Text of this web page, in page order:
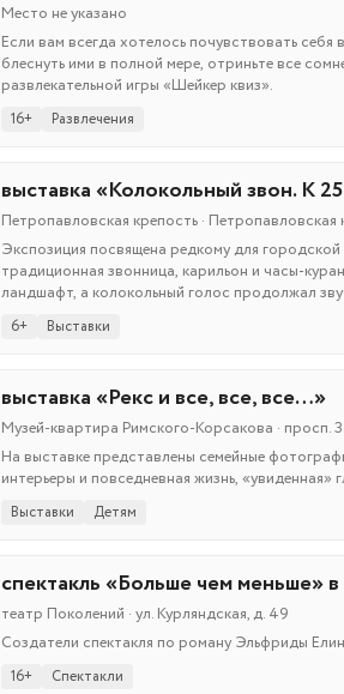
Место не указано
Если вам всегда хотелось почувствовать
блеснуть ими в полной мере, отриньте все
развлекательной игры «Шейкер квиз».
16+ Развлечения
выставка «Колокольный звон. К
Петропавловская крепость · Петропавловская
Экспозиция посвящена редкому для
традиционная звонница, карильон и часы-
ландшафт, а колокольный голос продолжал
6+ Выставки
выставка «Рекс и все, все, все…»
Музей-квартира Римского-Корсакова · просп.
На выставке представлены семейные
интерьеры и повседневная жизнь, «увиденная»
Выставки Детям
спектакль «Больше чем меньше»
театр Поколений · ул. Курляндская, д. 49
Создатели спектакля по роману Эльфриды
16+ Спектакли